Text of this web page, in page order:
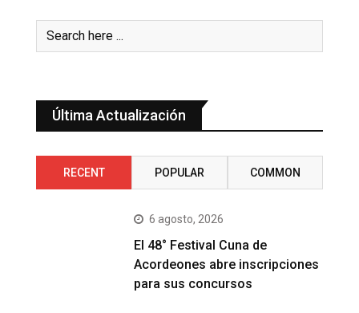
Última Actualización
RECENT POPULAR COMMON
6 agosto, 2026
El 48° Festival Cuna de
Acordeones abre inscripciones
para sus concursos